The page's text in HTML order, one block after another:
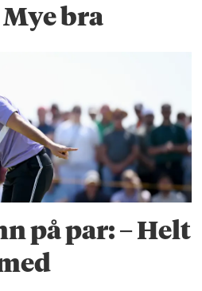
bra
på par: – Helt